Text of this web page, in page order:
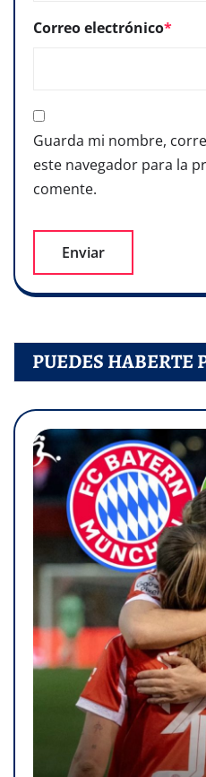
Correo electrónico*
Guarda mi nombre,
este navegador para la
comente.
PUEDES HABERTE